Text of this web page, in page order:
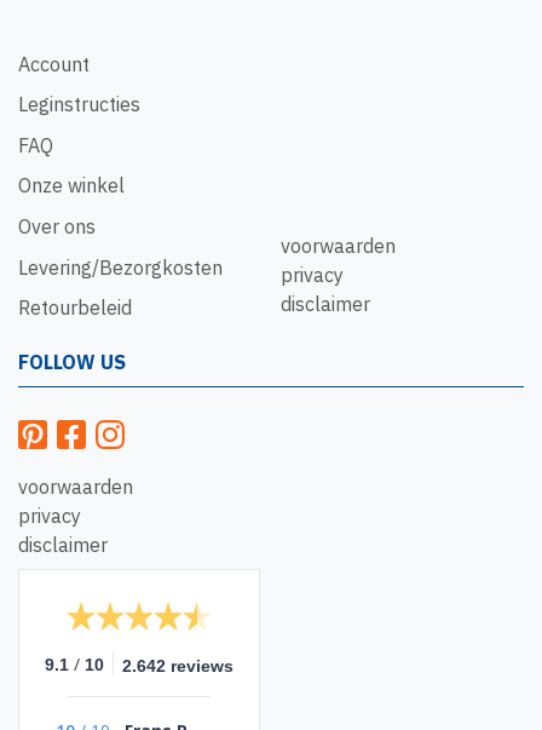
Account
Leginstructies
FAQ
Onze winkel
Over ons
Levering/Bezorgkosten
Retourbeleid
voorwaarden
privacy
disclaimer
FOLLOW US
voorwaarden
privacy
disclaimer
9.1 / 10 2.642 reviews